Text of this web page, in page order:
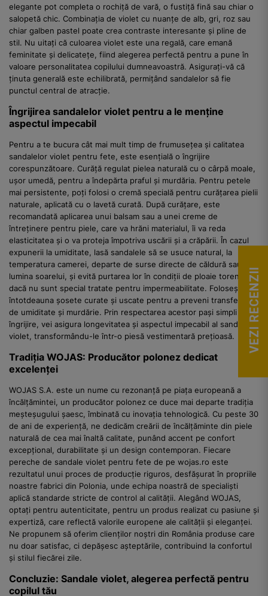
elegante pot completa o rochiță de vară, o fustiță fină sau chiar o
salopetă chic. Combinația de violet cu nuanțe de alb, gri, roz sau
chiar galben pastel poate crea contraste interesante și pline de
stil. Nu uitați că culoarea violet este una regală, care emană
feminitate și delicatețe, fiind alegerea perfectă pentru a pune în
valoare personalitatea copilului dumneavoastră. Asigurați-vă că
ținuta generală este echilibrată, permițând sandalelor să fie
punctul central de atracție.
Îngrijirea sandalelor violet pentru a le menține
aspectul impecabil
Pentru a te bucura cât mai mult timp de frumusețea și calitatea
sandalelor violet pentru fete, este esențială o îngrijire
corespunzătoare. Curăță regulat pielea naturală cu o cârpă moale,
ușor umedă, pentru a îndepărta praful și murdăria. Pentru petele
mai persistente, poți folosi o cremă specială pentru curățarea pielii
naturale, aplicată cu o lavetă curată. După curățare, este
recomandată aplicarea unui balsam sau a unei creme de
întreținere pentru piele, care va hrăni materialul, îi va reda
elasticitatea și o va proteja împotriva uscării și a crăpării. În cazul
expunerii la umiditate, lasă sandalele să se usuce natural, la
temperatura camerei, departe de surse directe de căldură sau
lumina soarelui, și evită purtarea lor în condiții de ploaie torențială
dacă nu sunt special tratate pentru impermeabilitate. Folosește
întotdeauna șosete curate și uscate pentru a preveni transferul
de umiditate și murdărie. Prin respectarea acestor pași simpli de
îngrijire, vei asigura longevitatea și aspectul impecabil al sandalelor
violet, transformându-le într-o piesă vestimentară prețioasă.
Tradiția WOJAS: Producător polonez dedicat
excelenței
WOJAS S.A. este un nume cu rezonanță pe piața europeană a
încălțămintei, un producător polonez ce duce mai departe tradiția
meșteșugului șaesc, îmbinată cu inovația tehnologică. Cu peste 30
de ani de experiență, ne dedicăm creării de încălțăminte din piele
naturală de cea mai înaltă calitate, punând accent pe confort
excepțional, durabilitate și un design contemporan. Fiecare
pereche de sandale violet pentru fete de pe wojas.ro este
rezultatul unui proces de producție riguros, desfășurat în propriile
noastre fabrici din Polonia, unde echipa noastră de specialiști
aplică standarde stricte de control al calității. Alegând WOJAS,
optați pentru autenticitate, pentru un produs realizat cu pasiune și
expertiză, care reflectă valorile europene ale calității și eleganței.
Ne propunem să oferim clienților noștri din România produse care
nu doar satisfac, ci depășesc așteptările, contribuind la confortul
și stilul fiecărei zile.
Concluzie: Sandale violet, alegerea perfectă pentru
copilul tău
VEZI RECENZII